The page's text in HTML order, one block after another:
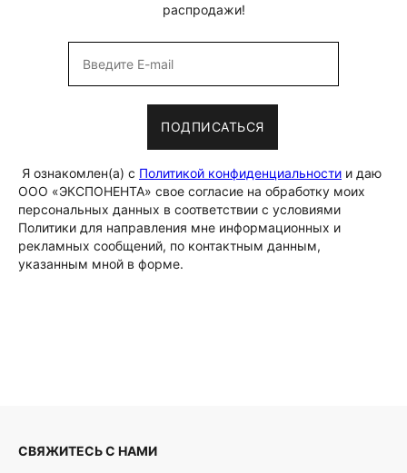
распродажи!
ПОДПИСАТЬСЯ
Я ознакомлен(а) с Политикой конфиденциальности и даю
ООО «ЭКСПОНЕНТА» свое согласие на обработку моих
персональных данных в соответствии с условиями
Политики для направления мне информационных и
рекламных сообщений, по контактным данным,
указанным мной в форме.
СВЯЖИТЕСЬ С НАМИ